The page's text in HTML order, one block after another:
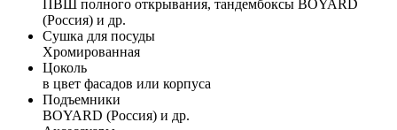
ПВШ полного открывания, тандембоксы BOYARD
(Россия) и др.
Сушка для посуды
Хромированная
Цоколь
в цвет фасадов или корпуса
Подъемники
BOYARD (Россия) и др.